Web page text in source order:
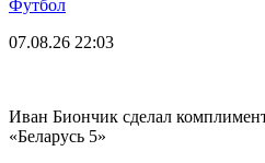
Футбол
07.08.26 22:03
Иван Биончик сделал
«Беларусь 5»